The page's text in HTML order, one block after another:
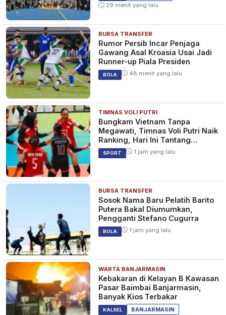
29 menit yang lalu
BURSA TRANSFER
Rumor Persib Incar Penjaga
Gawang Asal Kroasia Usai Jadi
Runner-up Piala Presiden
BOLA 48 menit yang lalu
TIMNAS VOLI PUTRI
Bungkam Vietnam Tanpa
Megawati, Timnas Voli Putri Naik
Ranking, Hari Ini Tantang
Thailand
SPORT 1 jam yang lalu
BURSA TRANSFER
Sosok Nama Baru Pelatih Barito
Putera Bakal Diumumkan,
Pengganti Stefano Cugurra
BOLA 1 jam yang lalu
WARTA BANJARMASIN
Kebakaran di Kelayan B Kawasan
Pasar Baimbai Banjarmasin,
Banyak Kios Terbakar
KALSEL
BANJARMASIN